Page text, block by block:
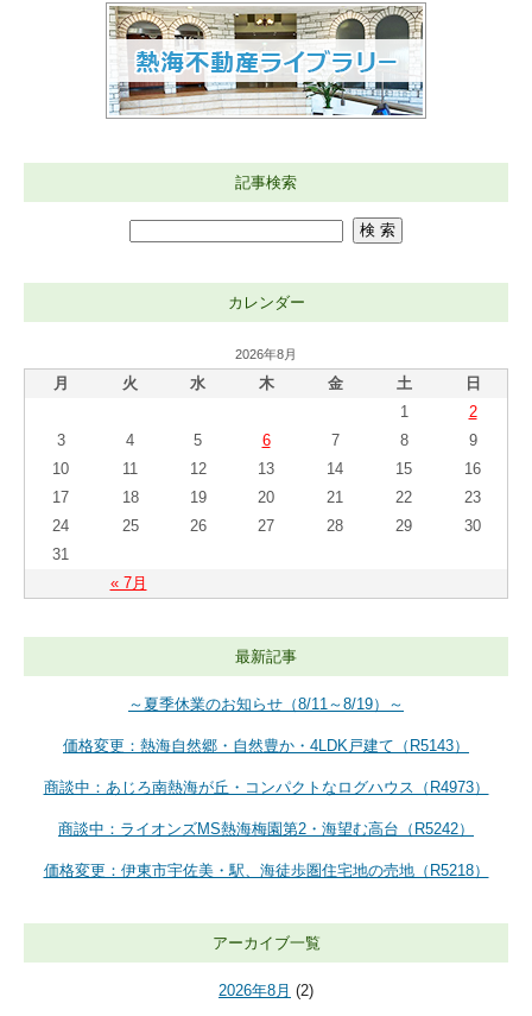
記事検索
カレンダー
2026年8月
月 火 水 木 金 土 日
« 7月
1
2
3
4 5 6 7 8
9
10
11 12 13 14 15
16
17
18 19 20 21 22
23
24
25 26 27 28 29
30
31
最新記事
～夏季休業のお知らせ（8/11～8/19）～
価格変更：熱海自然郷・自然豊か・4LDK戸建て（R5143）
商談中：あじろ南熱海が丘・コンパクトなログハウス（R4973）
商談中：ライオンズMS熱海梅園第2・海望む高台（R5242）
価格変更：伊東市宇佐美・駅、海徒歩圏住宅地の売地（R5218）
アーカイブ一覧
2026年8月 (2)